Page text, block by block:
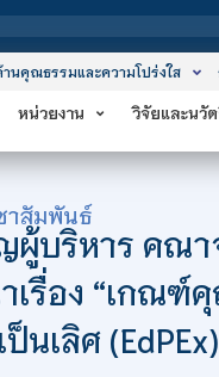
สถาบันเทคโน
านคุณธรรมและความโปร่งใส
หน่วยงาน วิจัยและนวั
าสัมพันธ์
ผู้บริหาร คณา
เรื่อง “เกณฑ์
ป็นเลิศ